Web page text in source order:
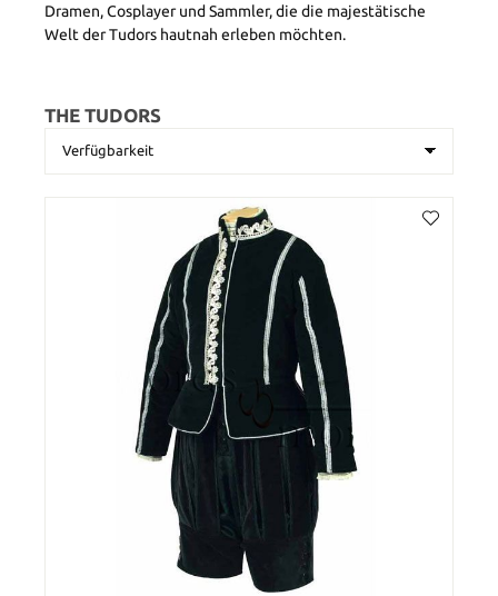
Dramen, Cosplayer und Sammler, die die majestätische
Welt der Tudors hautnah erleben möchten.
THE TUDORS